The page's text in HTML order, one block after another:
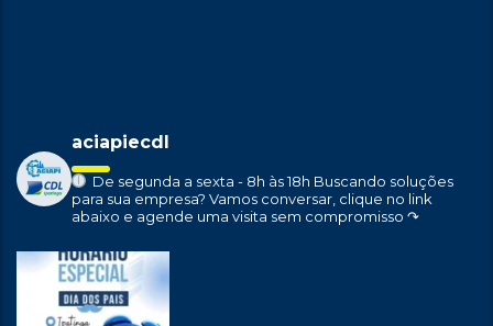
aciapiecdl
De segunda a sexta - 8h às 18h Buscando soluções
para sua empresa? Vamos conversar, clique no link
abaixo e agende uma visita sem compromisso ↷